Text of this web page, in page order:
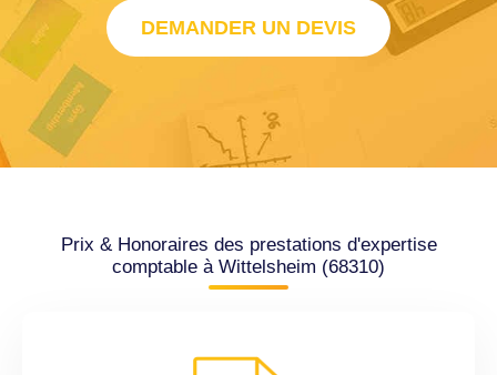
DEMANDER UN DEVIS
Prix & Honoraires des prestations d'expertise
comptable à Wittelsheim (68310)